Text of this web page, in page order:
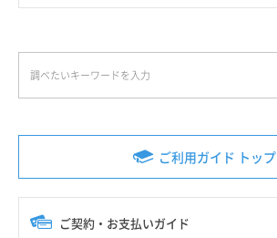
ご利用ガイド トップ
ご契約・お支払いガイド